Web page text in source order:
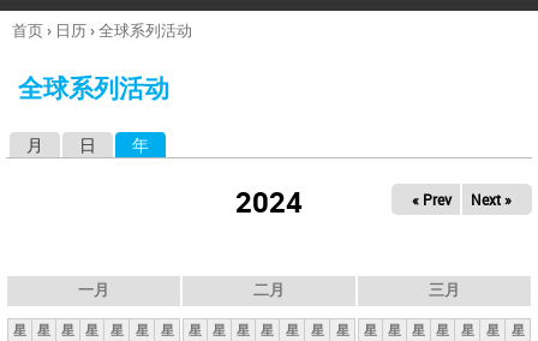
你
这
首页› 日历›全球系列活动
全球系列活动
月 日 年
2024 « Prev Next »
一月
星 星 星 星 星 星
星
二月
星 星 星 星 星 星 星
三月
星 星 星 星 星 星 星